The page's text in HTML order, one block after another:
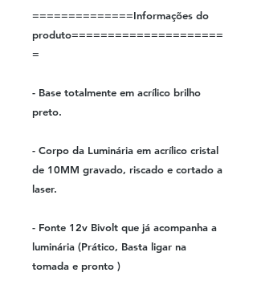
==============Informações do
produto=====================
=
- Base totalmente em acrílico brilho
preto.
- Corpo da Luminária em acrílico cristal
de 10MM gravado, riscado e cortado a
laser.
- Fonte 12v Bivolt que já acompanha a
luminária (Prático, Basta ligar na
tomada e pronto )